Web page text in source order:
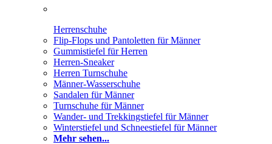
Herrenschuhe
Flip-Flops und Pantoletten für Männer
Gummistiefel für Herren
Herren-Sneaker
Herren Turnschuhe
Männer-Wasserschuhe
Sandalen für Männer
Turnschuhe für Männer
Wander- und Trekkingstiefel für Männer
Winterstiefel und Schneestiefel für Männer
Mehr sehen...